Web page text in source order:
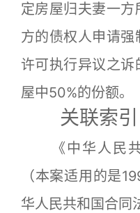
定房屋归夫妻一
方的债权人申请
许可执行异议之
屋中50%的份额。
关联索引
《中华人民共
（本案适用的是
华人民共和国合同